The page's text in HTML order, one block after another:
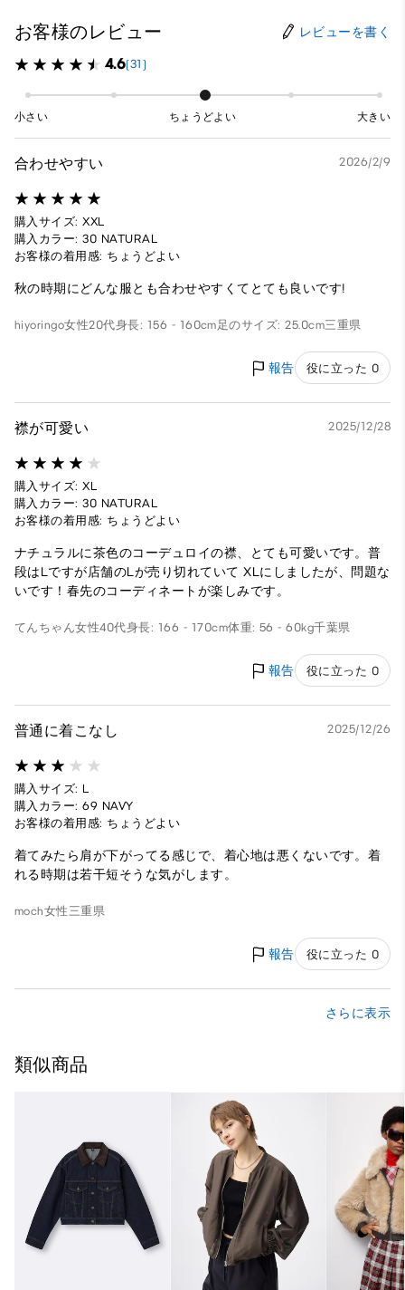
お客様のレビュー レビューを書く
4.6(31)
小さい ちょうどよい 大きい
合わせやすい 2026/2/9
購入サイズ: XXL
購入カラー: 30 NATURAL
お客様の着用感: ちょうどよい
秋の時期にどんな服とも合わせやすくてとても良いです!
hiyoringo女性20代身長: 156 - 160cm足のサイズ: 25.0cm三重県
報告 役に立った 0
襟が可愛い 2025/12/28
購入サイズ: XL
購入カラー: 30 NATURAL
お客様の着用感: ちょうどよい
ナチュラルに茶色のコーデュロイの襟、とても可愛いです。普
段はLですが店舗のLが売り切れていて XLにしましたが、問題な
いです！春先のコーディネートが楽しみです。
てんちゃん女性40代身長: 166 - 170cm体重: 56 - 60kg千葉県
報告 役に立った 0
普通に着こなし 2025/12/26
購入サイズ: L
購入カラー: 69 NAVY
お客様の着用感: ちょうどよい
着てみたら肩が下がってる感じで、着心地は悪くないです。着
れる時期は若干短そうな気がします。
moch女性三重県
報告 役に立った 0
さらに表示
類似商品